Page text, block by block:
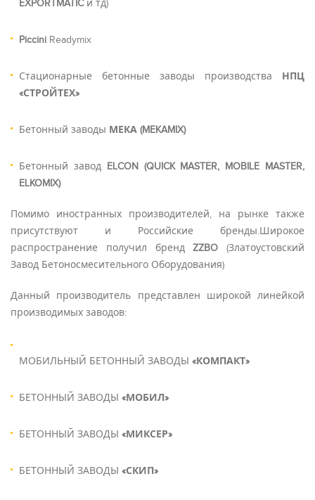
EXPORTMATICи тд)
Piccini Readymix
Стационарные бетонные заводы производства НПЦ
«СТРОЙТЕХ»
Бетонный заводы МЕКА (MEKAMIX)
Бетонный завод ELCON (QUICK MASTER, MOBILE MASTER,
ELKOMIX)
Помимо иностранных производителей, на рынке также
присутствуют и Российские бренды.Широкое
распространение получил брендZZBO (Златоустовский
Завод Бетоносмесительного Оборудования)
Данный производитель представлен широкой линейкой
производимых заводов:
МОБИЛЬНЫЙ БЕТОННЫЙ ЗАВОДЫ «КОМПАКТ»
БЕТОННЫЙ ЗАВОДЫ «МОБИЛ»
БЕТОННЫЙ ЗАВОДЫ «МИКСЕР»
БЕТОННЫЙ ЗАВОДЫ «СКИП»